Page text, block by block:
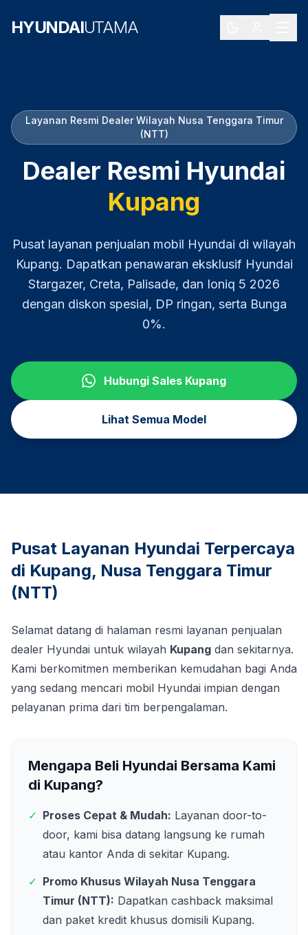
HYUNDAIUTAMA
Layanan Resmi Dealer Wilayah Nusa Tenggara Timur
(NTT)
Dealer Resmi Hyundai
Kupang
Pusat layanan penjualan mobil Hyundai di wilayah
Kupang. Dapatkan penawaran eksklusif Hyundai
Stargazer, Creta, Palisade, dan Ioniq 5 2026
dengan diskon spesial, DP ringan, serta Bunga
0%.
Hubungi Sales Kupang
Lihat Semua Model
Pusat Layanan Hyundai Terpercaya
di Kupang, Nusa Tenggara Timur
(NTT)
Selamat datang di halaman resmi layanan penjualan
dealer Hyundai untuk wilayah Kupang dan sekitarnya.
Kami berkomitmen memberikan kemudahan bagi Anda
yang sedang mencari mobil Hyundai impian dengan
pelayanan prima dari tim berpengalaman.
Mengapa Beli Hyundai Bersama Kami
di Kupang?
✓ Proses Cepat & Mudah: Layanan door-to-
door, kami bisa datang langsung ke rumah
atau kantor Anda di sekitar Kupang.
✓ Promo Khusus Wilayah Nusa Tenggara
Timur (NTT): Dapatkan cashback maksimal
dan paket kredit khusus domisili Kupang.